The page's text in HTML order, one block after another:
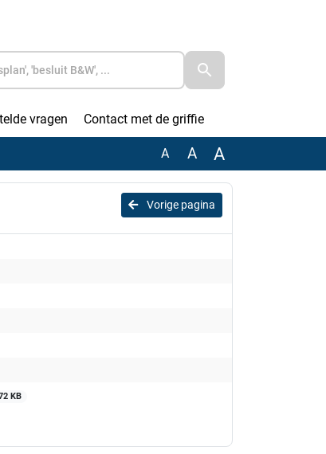
vragen Contact met de griffie
A A A
Vorige pagina
KB